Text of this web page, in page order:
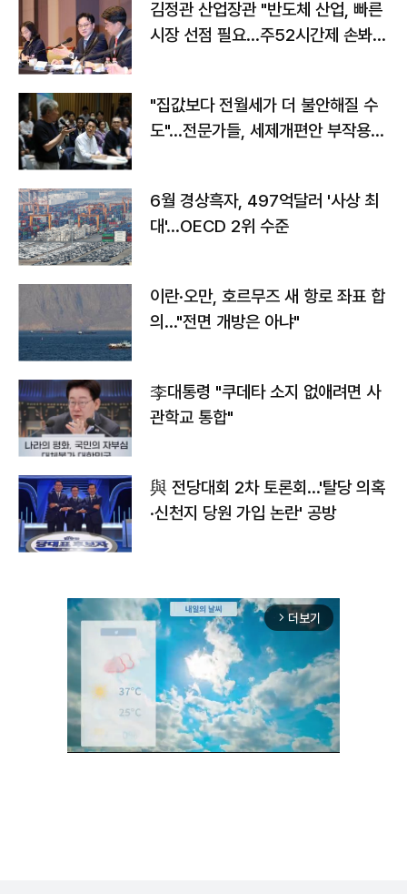
김정관 산업장관 "반도체 산업, 빠른
시장 선점 필요…주52시간제 손봐
"집값보다 전월세가 더 불안해질 수
도"…전문가들, 세제개편안 부작용
6월 경상흑자, 497억달러 '사상 최
대'…OECD 2위 수준
이란·오만, 호르무즈 새 항로 좌표 합
의…"전면 개방은 아냐"
李대통령 "쿠데타 소지 없애려면 사
관학교 통합"
與 전당대회 2차 토론회…'탈당 의혹
·신천지 당원 가입 논란' 공방
arrow_forward_ios 더보기